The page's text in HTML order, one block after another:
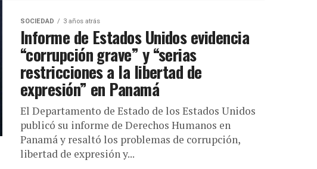
SOCIEDAD 3 años atrás
Informe de Estados Unidos evidencia
“corrupción grave” y “serias
restricciones a la libertad de
expresión” en Panamá
El Departamento de Estado de los Estados Unidos
publicó su informe de Derechos Humanos en
Panamá y resaltó los problemas de corrupción,
libertad de expresión y...